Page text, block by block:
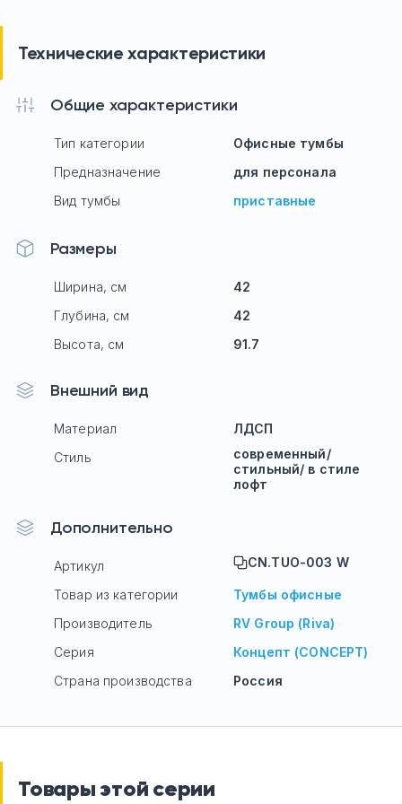
Технические характеристики
Общие характеристики
Тип категории
Офисные тумбы
Предназначение
для персонала
Вид тумбы
приставные
Размеры
Ширина, см
42
Глубина, см
42
Высота, см
91.7
Внешний вид
Материал
ЛДСП
Стиль
современный/
стильный/ в стиле
лофт
Дополнительно
Артикул CN.TUO-003 W
Товар из категории
Тумбы офисные
Производитель
RV Group (Riva)
Серия
Концепт (CONCEPT)
Страна производства
Россия
Товары этой серии